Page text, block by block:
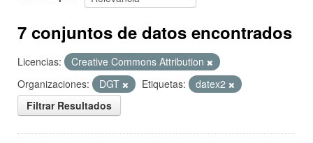
7 conjuntos de datos encontrados
Licencias:
Creative Commons Attribution
Organizaciones:
DGT Etiquetas:
datex2
Filtrar Resultados